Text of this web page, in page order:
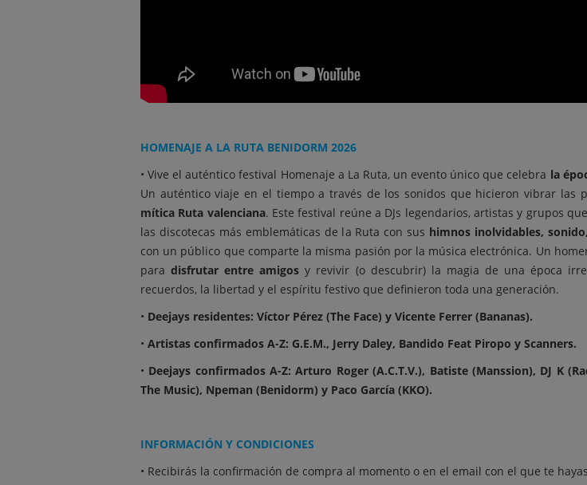
HOMENAJE A LA RUTA BENIDORM 2026
• Vive el auténtico festival Homenaje a La Ruta, un evento único que celebra la
Un auténtico viaje en el tiempo a través de los sonidos que hicieron vibrar las
mítica Ruta valenciana. Este festival reúne a DJs legendarios, artistas y grupos
las discotecas más emblemáticas de la Ruta con sus himnos inolvidables,
con un público que comparte la misma pasión por la música electrónica. Un
paradisfrutar entre amigos y revivir (o descubrir) la magia de una época
recuerdos, la libertad y el espíritu festivo que definieron toda una generación.
• Deejays residentes: Víctor Pérez (The Face) y Vicente Ferrer (Bananas).
• Artistas confirmados A-Z: G.E.M., Jerry Daley, Bandido Feat Piropo y Scanners.
• Deejays confirmados A-Z: Arturo Roger (A.C.T.V.), Batiste (Manssion), DJ K
The Music), Npeman (Benidorm) y Paco García (KKO).
INFORMACIÓN Y CONDICIONES
• Recibirás la confirmación de compra al momento o en el email con el que te